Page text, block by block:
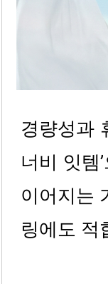
경량성과
너비 잇템
이어지는
링에도 적